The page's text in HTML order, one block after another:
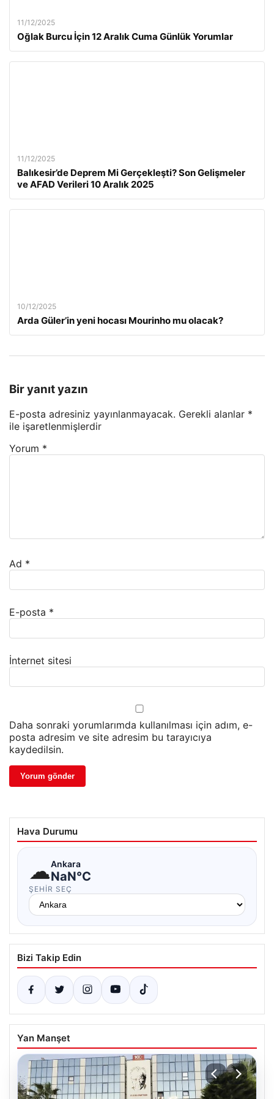
11/12/2025
Oğlak Burcu İçin 12 Aralık Cuma Günlük Yorumlar
11/12/2025
Balıkesir’de Deprem Mi Gerçekleşti? Son Gelişmeler
ve AFAD Verileri 10 Aralık 2025
10/12/2025
Arda Güler’in yeni hocası Mourinho mu olacak?
Bir yanıt yazın
E-posta adresiniz yayınlanmayacak. Gerekli alanlar *
ile işaretlenmişlerdir
Yorum *
Ad *
E-posta *
İnternet sitesi
Daha sonraki yorumlarımda kullanılması için adım, e-
posta adresim ve site adresim bu tarayıcıya
kaydedilsin.
Hava Durumu
☁Ankara
NaN°C
ŞEHIR SEÇ
Bizi Takip Edin
Yan Manşet